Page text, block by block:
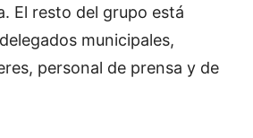
El resto del grupo está
municipales,
personal de prensa y de